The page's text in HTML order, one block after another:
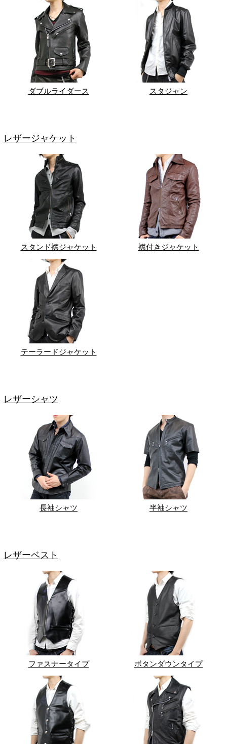
ダブルライダース スタジャン
レザージャケット
スタンド襟ジャケット 襟付きジャケット
テーラードジャケット
レザーシャツ
長袖シャツ 半袖シャツ
レザーベスト
ファスナータイプ ボタンダウンタイプ